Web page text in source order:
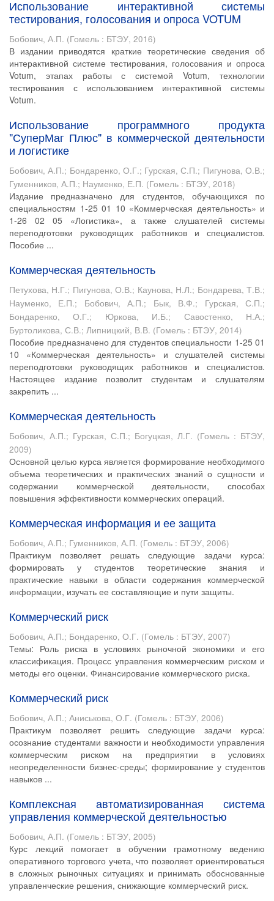
Использование интерактивной системы
тестирования, голосования и опроса VOTUM
Бобович, А.П. (Гомель : БТЭУ, 2016)
В издании приводятся краткие теоретические сведения об
интерактивной системе тестирования, голосования и опроса
Votum, этапах работы с системой Votum, технологии
тестирования с использованием интерактивной системы
Votum.
Использование программного продукта
"СуперМаг Плюс" в коммерческой деятельности
и логистике
Бобович, А.П.; Бондаренко, О.Г.; Гурская, С.П.; Пигунова, О.В.;
Гуменников, А.П.; Науменко, Е.П. (Гомель : БТЭУ, 2018)
Издание предназначено для студентов, обучающихся по
специальностям 1-25 01 10 «Коммерческая деятельность» и
1-26 02 05 «Логистика», а также слушателей системы
переподготовки руководящих работников и специалистов.
Пособие ...
Коммерческая деятельность
Петухова, Н.Г.; Пигунова, О.В.; Каунова, Н.Л.; Бондарева, Т.В.;
Науменко, Е.П.; Бобович, А.П.; Бык, В.Ф.; Гурская, С.П.;
Бондаренко, О.Г.; Юркова, И.Б.; Савостенко, Н.А.;
Буртоликова, С.В.; Липницкий, В.В. (Гомель : БТЭУ, 2014)
Пособие предназначено для студентов специальности 1-25 01
10 «Коммерческая деятельность» и слушателей системы
переподготовки руководящих работников и специалистов.
Настоящее издание позволит студентам и слушателям
закрепить ...
Коммерческая деятельность
Бобович, А.П.; Гурская, С.П.; Богуцкая, Л.Г. (Гомель : БТЭУ,
2009)
Основной целью курса является формирование необходимого
объема теоретических и практических знаний о сущности и
содержании коммерческой деятельности, способах
повышения эффективности коммерческих операций.
Коммерческая информация и ее защита
Бобович, А.П.; Гуменников, А.П. (Гомель : БТЭУ, 2006)
Практикум позволяет решать следующие задачи курса:
формировать у студентов теоретические знания и
практические навыки в области содержания коммерческой
информации, изучать ее составляющие и пути защиты.
Коммерческий риск
Бобович, А.П.; Бондаренко, О.Г. (Гомель : БТЭУ, 2007)
Темы: Роль риска в условиях рыночной экономики и его
классификация. Процесс управления коммерческим риском и
методы его оценки. Финансирование коммерческого риска.
Коммерческий риск
Бобович, А.П.; Аниськова, О.Г. (Гомель : БТЭУ, 2006)
Практикум позволяет решить следующие задачи курса:
осознание студентами важности и необходимости управления
коммерческим риском на предприятии в условиях
неопределенности бизнес-среды; формирование у студентов
навыков ...
Комплексная автоматизированная система
управления коммерческой деятельностью
Бобович, А.П. (Гомель : БТЭУ, 2005)
Курс лекций помогает в обучении грамотному ведению
оперативного торгового учета, что позволяет ориентироваться
в сложных рыночных ситуациях и принимать обоснованные
управленческие решения, снижающие коммерческий риск.